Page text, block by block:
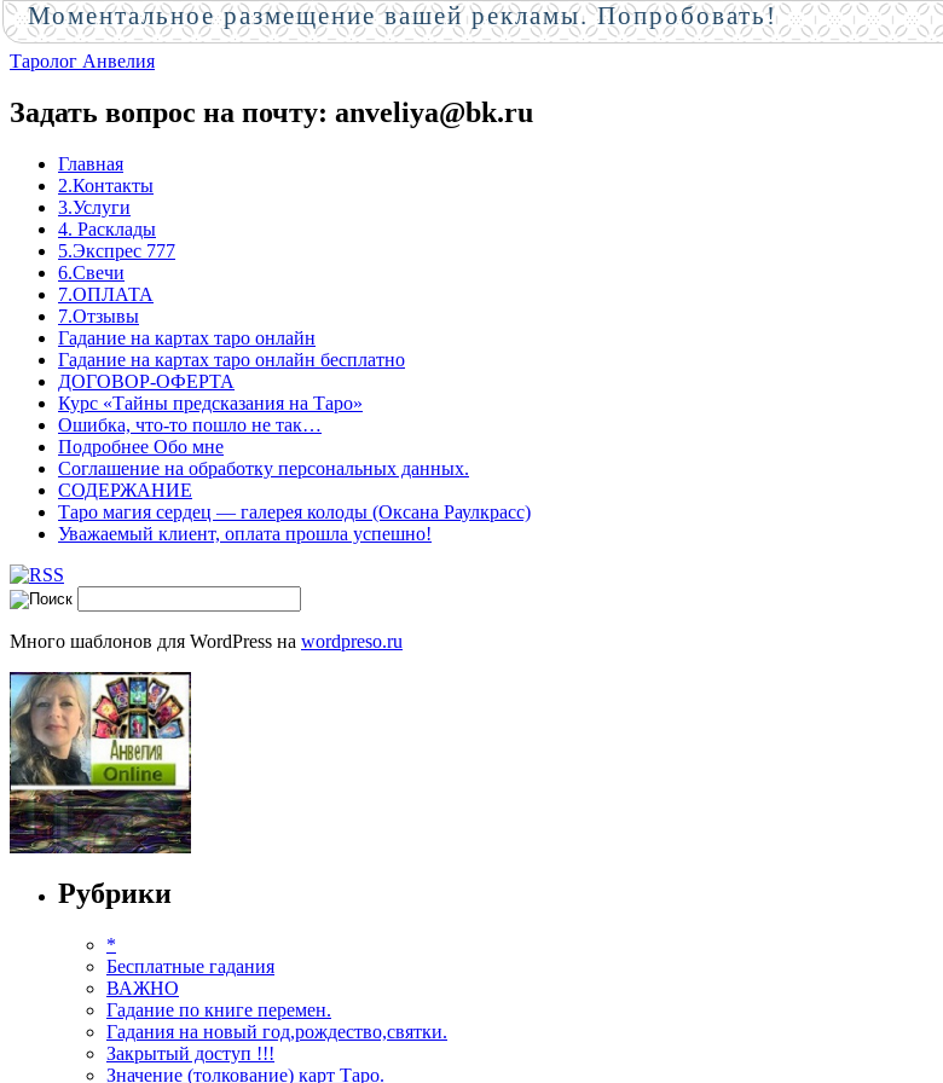
Таролог Анвелия
Задать вопрос на почту: anveliya@bk.ru
Главная
2.Контакты
3.Услуги
4. Расклады
5.Экспрес 777
6.Свечи
7.ОПЛАТА
7.Отзывы
Гадание на картах таро онлайн
Гадание на картах таро онлайн бесплатно
ДОГОВОР-ОФЕРТА
Курс «Тайны предсказания на Таро»
Ошибка, что-то пошло не так…
Подробнее Обо мне
Соглашение на обработку персональных данных.
СОДЕРЖАНИЕ
Таро магия сердец — галерея колоды (Оксана Раулкрасс)
Уважаемый клиент, оплата прошла успешно!
Много шаблонов для WordPress на wordpreso.ru
Рубрики
*
Бесплатные гадания
ВАЖНО
Гадание по книге перемен.
Гадания на новый год,рождество,святки.
Закрытый доступ !!!
Значение (толкование) карт Таро.
Моментальное размещение вашей рекламы. Попробовать!